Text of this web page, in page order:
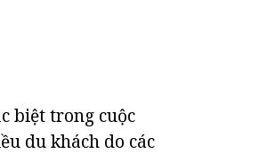
biệt trong cuộc
du khách do các